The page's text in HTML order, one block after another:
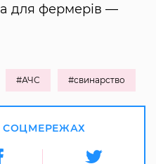
а для фермерів —
#АЧС #свинарство
СОЦМЕРЕЖАХ